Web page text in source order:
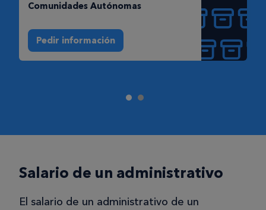
Comunidades Autónomas
Pedir información
Salario de un administrativo
El salario de un administrativo de un